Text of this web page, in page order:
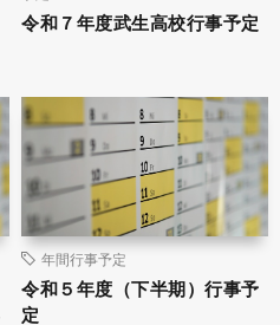
令和７年度武生高校行事予定
年間行事予定
令和５年度（下半期）行事予
定